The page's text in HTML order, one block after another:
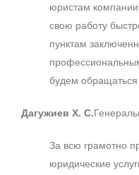
юристам
свою работу
пунктам
будем обращаться
Дагужиев Х. С.
За всю грамотно
юридические